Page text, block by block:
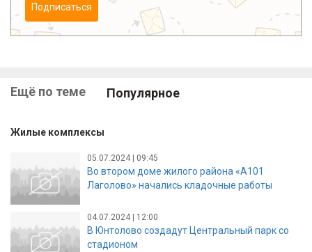
Подписаться
Ещё по теме Популярное
Жилые комплексы
05.07.2024 | 09:45
Во втором доме жилого района «А101
Лаголово» начались кладочные работы
04.07.2024 | 12:00
В Юнтолово создадут Центральный парк со
стадионом